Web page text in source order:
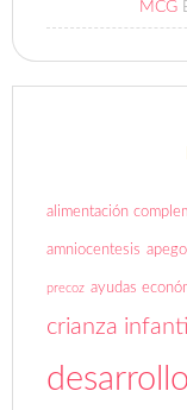
alimentación
crianza infantil
desarrollo